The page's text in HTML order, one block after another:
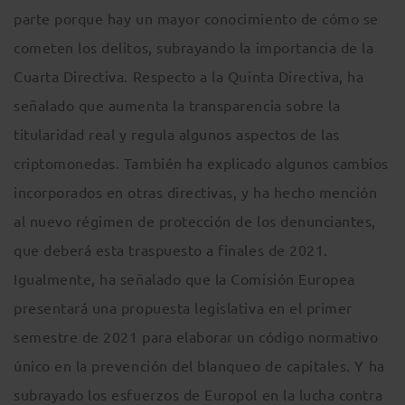
parte porque hay un mayor conocimiento de cómo se
cometen los delitos, subrayando la importancia de la
Cuarta Directiva. Respecto a la Quinta Directiva, ha
señalado que aumenta la transparencia sobre la
titularidad real y regula algunos aspectos de las
criptomonedas. También ha explicado algunos cambios
incorporados en otras directivas, y ha hecho mención
al nuevo régimen de protección de los denunciantes,
que deberá esta traspuesto a finales de 2021.
Igualmente, ha señalado que la Comisión Europea
presentará una propuesta legislativa en el primer
semestre de 2021 para elaborar un código normativo
único en la prevención del blanqueo de capitales. Y ha
subrayado los esfuerzos de Europol en la lucha contra